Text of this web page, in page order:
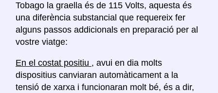
Tobago la graella és de 115 Volts, aquesta és
una diferència substancial que requereix fer
alguns passos addicionals en preparació per al
vostre viatge:
En el costat positiu , avui en dia molts
dispositius canviaran automàticament a la
tensió de xarxa i funcionaran molt bé, és a dir,